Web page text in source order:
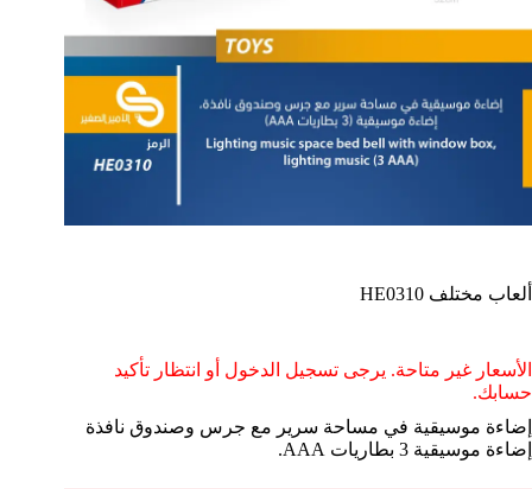
ألعاب مختلف HE0310
الأسعار غير متاحة. يرجى تسجيل الدخول أو انتظار تأكيد
حسابك.
إضاءة موسيقية في مساحة سرير مع جرس وصندوق نافذة
إضاءة موسيقية 3 بطاريات AAA.